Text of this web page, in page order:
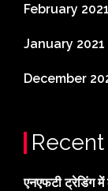
February 2021
January 2021
December
एनएफटी ट्रेडिंग